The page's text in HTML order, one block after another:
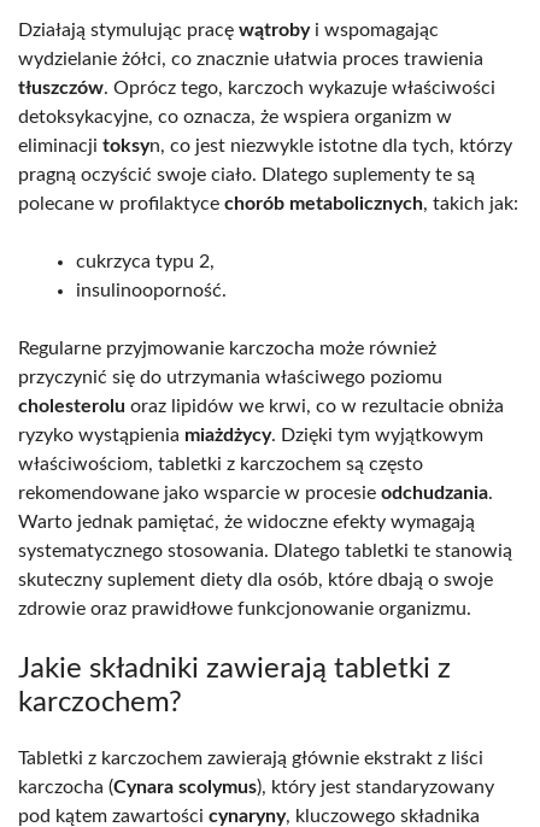
Działają stymulując pracę wątrobyi wspomagając
wydzielanie żółci, co znacznie ułatwia proces trawienia
tłuszczów. Oprócz tego, karczoch wykazuje właściwości
detoksykacyjne, co oznacza, że wspiera organizm w
eliminacji toksyn, co jest niezwykle istotne dla tych, którzy
pragną oczyścić swoje ciało. Dlatego suplementy te są
polecane w profilaktyce chorób metabolicznych, takich jak:
cukrzyca typu 2,
insulinooporność.
Regularne przyjmowanie karczocha może również
przyczynić się do utrzymania właściwego poziomu
cholesterolu oraz lipidów we krwi, co w rezultacie obniża
ryzyko wystąpienia miażdżycy. Dzięki tym wyjątkowym
właściwościom, tabletki z karczochem są często
rekomendowane jako wsparcie w procesie odchudzania.
Warto jednak pamiętać, że widoczne efekty wymagają
systematycznego stosowania. Dlatego tabletki te stanowią
skuteczny suplement diety dla osób, które dbają o swoje
zdrowie oraz prawidłowe funkcjonowanie organizmu.
Jakie składniki zawierają tabletki z
karczochem?
Tabletki z karczochem zawierają głównie ekstrakt z liści
karczocha (Cynara scolymus), który jest standaryzowany
pod kątem zawartości cynaryny, kluczowego składnika